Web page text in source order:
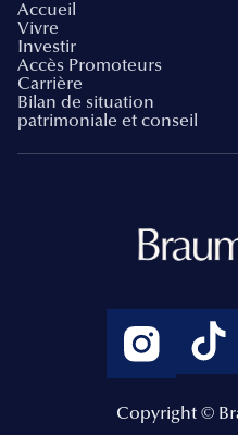
Accueil
Vivre
Investir
Accès Promoteurs
Carrière
Bilan de situation
patrimoniale et conseil
Copyright ©